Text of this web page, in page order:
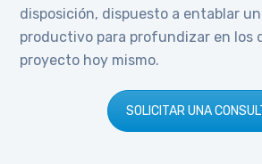
disposición, dispuesto a entablar
productivo para profundizar en los
proyecto hoy mismo.
SOLICITAR UNA